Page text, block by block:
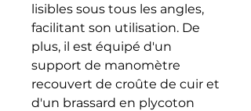
lisibles sous tous les angles,
facilitant son utilisation. De
plus, il est équipé d'un
support de manomètre
recouvert de croûte de cuir et
d'un brassard en plycoton